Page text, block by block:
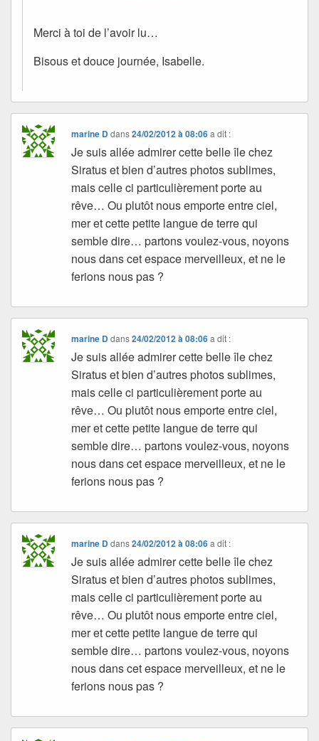
Merci à toi de l’avoir lu…
Bisous et douce journée, Isabelle.
marine Ddans24/02/2012 à 08:06 a dit :
Je suis allée admirer cette belle île chez
Siratus et bien d’autres photos sublimes,
mais celle ci particulièrement porte au
rêve… Ou plutôt nous emporte entre ciel,
mer et cette petite langue de terre qui
semble dire… partons voulez-vous, noyons
nous dans cet espace merveilleux, et ne le
ferions nous pas ?
marine Ddans24/02/2012 à 08:06 a dit :
Je suis allée admirer cette belle île chez
Siratus et bien d’autres photos sublimes,
mais celle ci particulièrement porte au
rêve… Ou plutôt nous emporte entre ciel,
mer et cette petite langue de terre qui
semble dire… partons voulez-vous, noyons
nous dans cet espace merveilleux, et ne le
ferions nous pas ?
marine Ddans24/02/2012 à 08:06 a dit :
Je suis allée admirer cette belle île chez
Siratus et bien d’autres photos sublimes,
mais celle ci particulièrement porte au
rêve… Ou plutôt nous emporte entre ciel,
mer et cette petite langue de terre qui
semble dire… partons voulez-vous, noyons
nous dans cet espace merveilleux, et ne le
ferions nous pas ?